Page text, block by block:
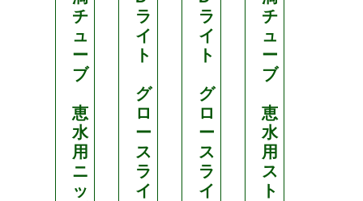
チ
ュ
ー
ブ
恵
水
用
ニ
ッ
ラ
イ
ト
グ
ロ
ー
ス
ラ
イ
ラ
イ
ト
グ
ロ
ー
ス
ラ
イ
チ
ュ
ー
ブ
恵
水
用
ス
ト